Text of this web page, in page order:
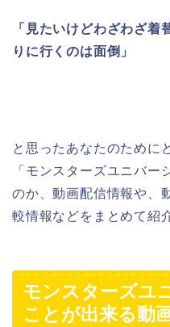
「見たいけどわざわざ
りに行くのは面倒」
と思ったあなたのために
「モンスターズユニバー
のか、動画配信情報や、
較情報などをまとめて紹
モンスターズユ
ことが出来る動